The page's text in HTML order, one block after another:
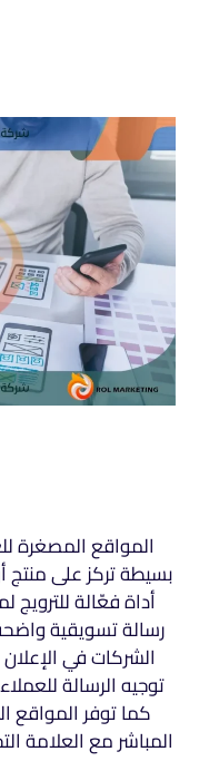
المواقع المصغرة
بسيطة تركز على
أداة فعّالة
رسالة تسويقية
الشركات في
توجيه الرسالة
كما توفر المواقع
المباشر مع العلامة